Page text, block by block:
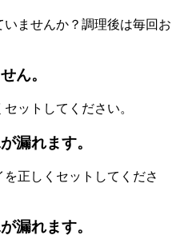
いませんか？調理後は毎回お
ん。
ットしてください。
漏れます。
を正しくセットしてくださ
漏れます。